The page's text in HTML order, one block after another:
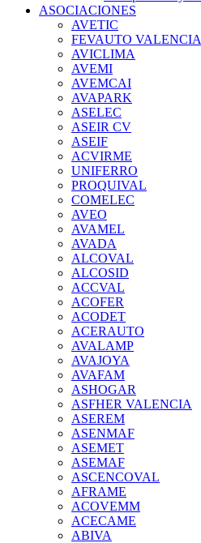
ASOCIACIONES
AVETIC
FEVAUTO VALENCIA
AVICLIMA
AVEMI
AVEMCAI
AVAPARK
ASELEC
ASEIR CV
ASEIF
ACVIRME
UNIFERRO
PROQUIVAL
COMELEC
AVEO
AVAMEL
AVADA
ALCOVAL
ALCOSID
ACCVAL
ACOFER
ACODET
ACERAUTO
AVALAMP
AVAJOYA
AVAFAM
ASHOGAR
ASFHER VALENCIA
ASEREM
ASENMAF
ASEMET
ASEMAF
ASCENCOVAL
AFRAME
ACOVEMM
ACECAME
ABIVA